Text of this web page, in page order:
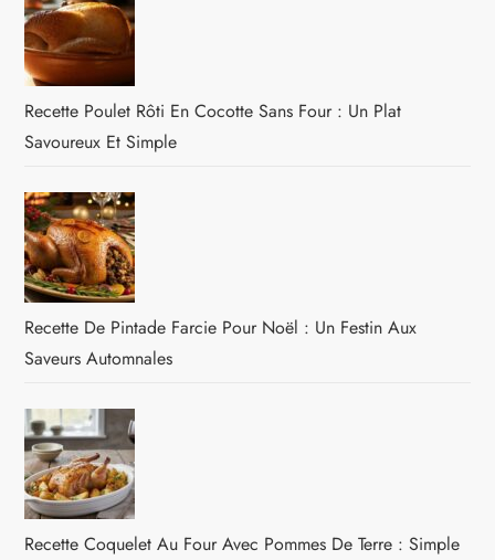
Recette Poulet Rôti En Cocotte Sans Four : Un Plat
Savoureux Et Simple
Recette De Pintade Farcie Pour Noël : Un Festin Aux
Saveurs Automnales
Recette Coquelet Au Four Avec Pommes De Terre : Simple